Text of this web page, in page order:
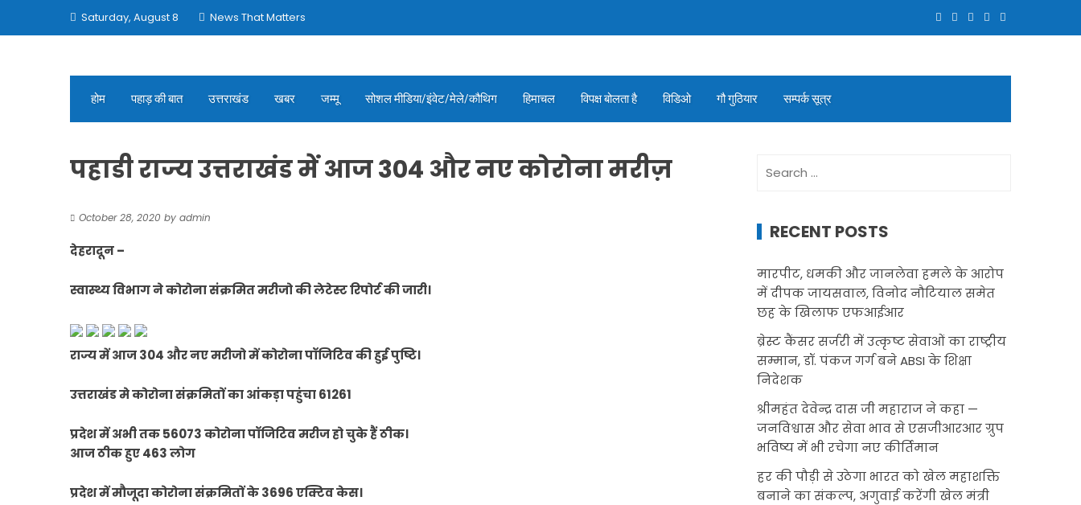
Saturday, August 8 News That Matters
होम पहाड़ की बात उत्तराखंड खबर जम्मू सोशल मीडिया/इंवेट/मेले/कौथिग हिमाचल विपक्ष बोलता है विडिओ गौ गुठियार सम्पर्क सूत्र
पहाडी राज्य उत्तराखंड में आज 304 और नए कोरोना मरीज़
October 28, 2020 by admin
देहरादून –
स्वास्थ्य विभाग ने कोरोना संक्रमित मरीजो की लेटेस्ट रिपोर्ट की जारी।
राज्य में आज 304 और नए मरीजो में कोरोना पॉजिटिव की हुई पुष्टि।
उत्तराखंड मे कोरोना संक्रमितों का आंकड़ा पहुंचा 61261
प्रदेश में अभी तक 56073 कोरोना पॉजिटिव मरीज हो चुके हैं ठीक।
आज ठीक हुए 463 लोग
प्रदेश में मौजूदा कोरोना संक्रमितों के 3696 एक्टिव केस।
for:
RECENT POSTS
मारपीट, धमकी और जानलेवा हमले के आरोप
में दीपक जायसवाल, विनोद नौटियाल समेत
छह के खिलाफ एफआईआर
ब्रेस्ट कैंसर सर्जरी में उत्कृष्ट सेवाओं का राष्ट्रीय
सम्मान, डॉ. पंकज गर्ग बने ABSI के शिक्षा
निदेशक
श्रीमहंत देवेन्द्र दास जी महाराज ने कहा —
जनविश्वास और सेवा भाव से एसजीआरआर ग्रुप
भविष्य में भी रचेगा नए कीर्तिमान
हर की पौड़ी से उठेगा भारत को खेल महाशक्ति
बनाने का संकल्प, अगुवाई करेंगी खेल मंत्री